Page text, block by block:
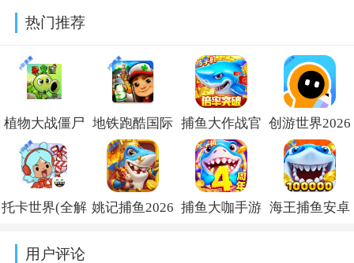
热门推荐
植物大战僵尸
杂交版重制版
手机版下载
v0.19.1.0
地铁跑酷国际
服破解版下载
(Subway
Surf)v3.61.1
捕鱼大作战官
方版2026下载
v1.6.0.1
创游世界2026
最新版下载
v1.71.2
托卡世界(全解 姚记捕鱼2026 捕鱼大咖手游 海王捕鱼安卓
用户评论